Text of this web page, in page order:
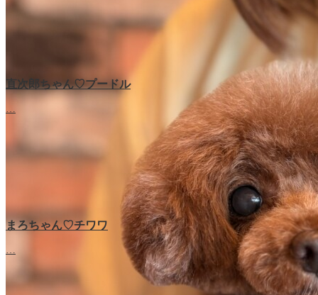
直次郎ちゃん♡プードル
まろちゃん♡チワワ